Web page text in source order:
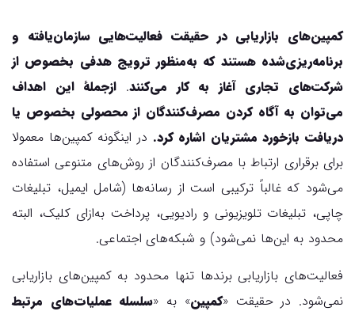
کمپین‌های بازاریابی در حقیقت فعالیت‌هایی سازمان‌یافته و
برنامه‌ریزی‌شده هستند که به‌منظور ترویج هدفی بخصوص از
شرکت‌های تجاری آغاز به کار می‌کنند. ازجملهٔ این اهداف
می‌توان به آگاه کردن مصرف‌کنندگان از محصولی بخصوص یا
دریافت بازخورد مشتریان اشاره کرد. در اینگونه کمپین‌ها معمولا
برای برقراری ارتباط با مصرف‌کنندگان از روش‌های متنوعی استفاده
می‌شود که غالباً ترکیبی است از رسانه‌ها (شامل ایمیل، تبلیغات
چاپی، تبلیغات تلویزیونی و رادیویی، پرداخت به‌ازای کلیک، البته
محدود به این‌ها نمی‌شود) و شبکه‌های اجتماعی.
فعالیت‌های بازاریابی برندها تنها محدود به کمپین‌های بازاریابی
نمی‌شود. در حقیقت «کمپین» به «سلسله عملیات‌های مرتبط